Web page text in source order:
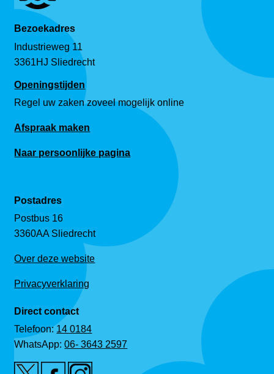
Bezoekadres
Industrieweg 11
3361HJ Sliedrecht
Openingstijden
Regel uw zaken zoveel mogelijk online
Afspraak maken
Naar persoonlijke pagina
Postadres
Postbus 16
3360AA Sliedrecht
Over deze website
Privacyverklaring
Direct contact
Telefoon:14 0184
WhatsApp:06- 3643 2597